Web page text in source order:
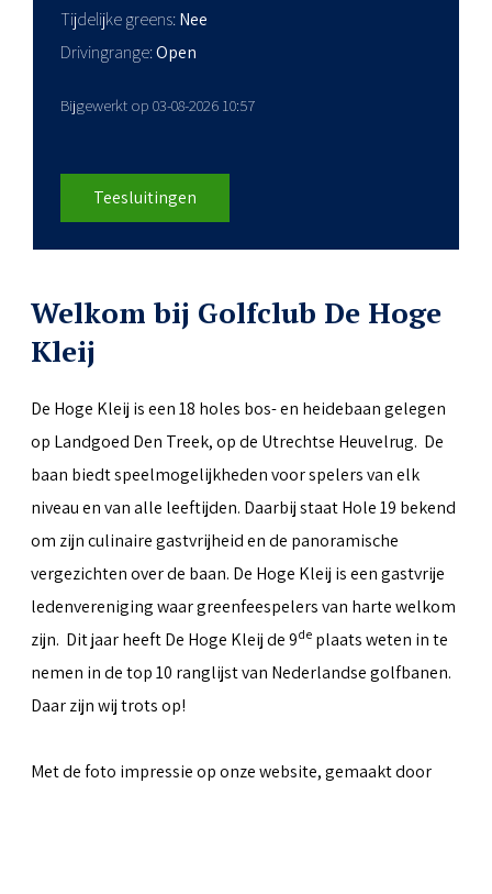
Tijdelijke greens Nee
Drivingrange Open
Bijgewerkt op 03-08-2026 10:57
Teesluitingen
Welkom bij Golfclub De Hoge
Kleij
De Hoge Kleij is een 18 holes bos- en heidebaan gelegen
op Landgoed Den Treek, op de Utrechtse Heuvelrug. De
baan biedt speelmogelijkheden voor spelers van elk
niveau en van alle leeftijden. Daarbij staat Hole 19 bekend
om zijn culinaire gastvrijheid en de panoramische
vergezichten over de baan. De Hoge Kleij is een gastvrije
ledenvereniging waar greenfeespelers van harte welkom
zijn. Dit jaar heeft De Hoge Kleij de 9de plaats weten in te
nemen in de top 10 ranglijst van Nederlandse golfbanen.
Daar zijn wij trots op!
Met de foto impressie op onze website, gemaakt door